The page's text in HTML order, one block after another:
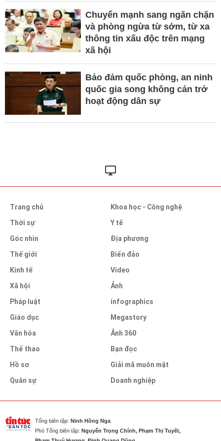
Chuyển mạnh sang ngăn chặn
và phòng ngừa từ sớm, từ xa
thông tin xấu độc trên mạng
xã hội
Bảo đảm quốc phòng, an ninh
quốc gia song không cản trở
hoạt động dân sự
Trang chủ
Thời sự
Góc nhìn
Thế giới
Kinh tế
Xã hội
Pháp luật
Giáo dục
Văn hóa
Thể thao
Hồ sơ
Quân sự
Khoa học - Công nghệ
Y tế
Địa phương
Biển đảo
Video
Ảnh
infographics
Megastory
Ảnh 360
Bạn đọc
Giải mã muôn mặt
Doanh nghiệp
Tổng biên tập: Ninh Hồng Nga
Phó Tổng biên tập: Nguyễn Trọng Chính, Phạm Thị Tuyết,